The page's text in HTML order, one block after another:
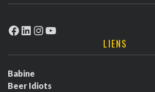
Facebook
LinkedIn
Instagram
YouTube
LIENS
Babine
Beer Idiots